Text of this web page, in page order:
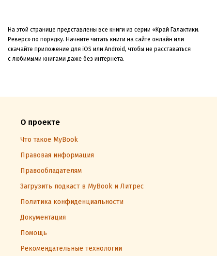
На этой странице представлены все книги из серии «Край Галактики.
Реверс» по порядку. Начните читать книги на сайте онлайн или
скачайте приложение для iOS или Android, чтобы не расставаться
с любимыми книгами даже без интернета.
О проекте
Что такое MyBook
Правовая информация
Правообладателям
Загрузить подкаст в MyBook и Литрес
Политика конфиденциальности
Документация
Помощь
Рекомендательные технологии